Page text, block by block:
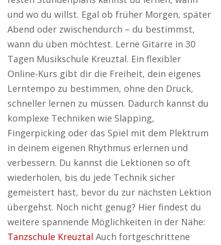
und wo du willst. Egal ob früher Morgen, später
Abend oder zwischendurch – du bestimmst,
wann du üben möchtest. Lerne Gitarre in 30
Tagen Musikschule Kreuztal. Ein flexibler
Online-Kurs gibt dir die Freiheit, dein eigenes
Lerntempo zu bestimmen, ohne den Druck,
schneller lernen zu müssen. Dadurch kannst du
komplexe Techniken wie Slapping,
Fingerpicking oder das Spiel mit dem Plektrum
in deinem eigenen Rhythmus erlernen und
verbessern. Du kannst die Lektionen so oft
wiederholen, bis du jede Technik sicher
gemeistert hast, bevor du zur nächsten Lektion
übergehst. Noch nicht genug? Hier findest du
weitere spannende Möglichkeiten in der Nähe:
Tanzschule Kreuztal Auch fortgeschrittene